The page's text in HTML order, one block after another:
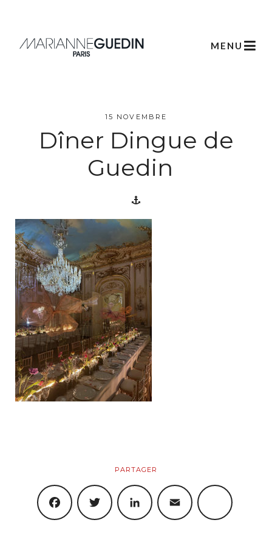
MENU
L’atelier
Créations
Végétale
Créations
Artistiques
Objets
Boutique
Produits
Mon Compte
Blog
15 NOVEMBRE
Dîner Dingue de
Guedin
PARTAGER
FACEBOOKTWITTER LINKEDIN EMAIL SHARE